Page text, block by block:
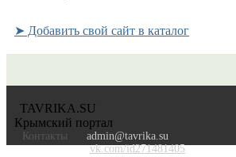
➤ Добавить свой сайт в каталог
TAVRIKA.SU
Крымский портал
Контакты
admin@tavrika.su
vk.com/id271481405